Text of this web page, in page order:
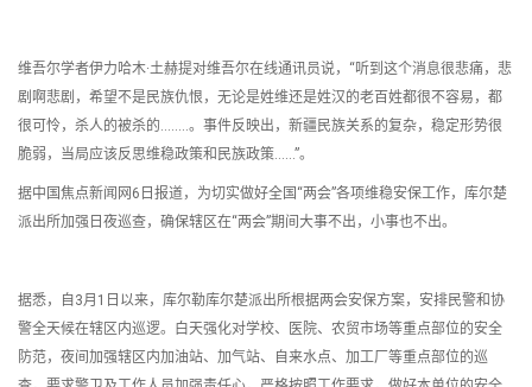
维吾尔学者伊力哈木·土赫提对维吾尔在线通讯员说，“听到这个消息很悲痛，悲
剧啊悲剧，希望不是民族仇恨，无论是姓维还是姓汉的老百姓都很不容易，都
很可怜，杀人的被杀的……..。事件反映出，新疆民族关系的复杂，稳定形势很
脆弱，当局应该反思维稳政策和民族政策……”。
据中国焦点新闻网6日报道，为切实做好全国“两会”各项维稳安保工作，库尔楚
派出所加强日夜巡查，确保辖区在“两会”期间大事不出，小事也不出。
据悉，自3月1日以来，库尔勒库尔楚派出所根据两会安保方案，安排民警和协
警全天候在辖区内巡逻。白天强化对学校、医院、农贸市场等重点部位的安全
防范，夜间加强辖区内加油站、加气站、自来水点、加工厂等重点部位的巡